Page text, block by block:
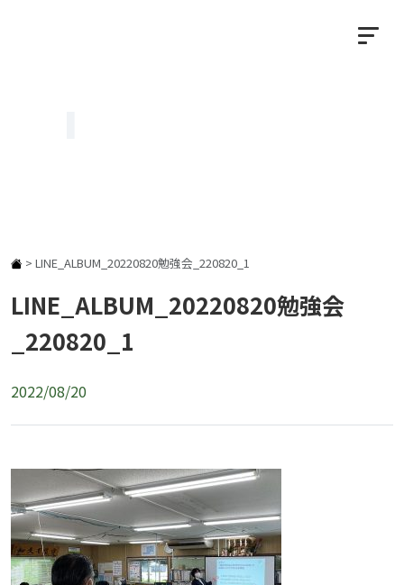
> LINE_ALBUM_20220820勉強会_220820_1
LINE_ALBUM_20220820勉強会
_220820_1
2022/08/20